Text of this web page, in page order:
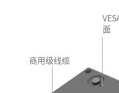
面
商用级线缆